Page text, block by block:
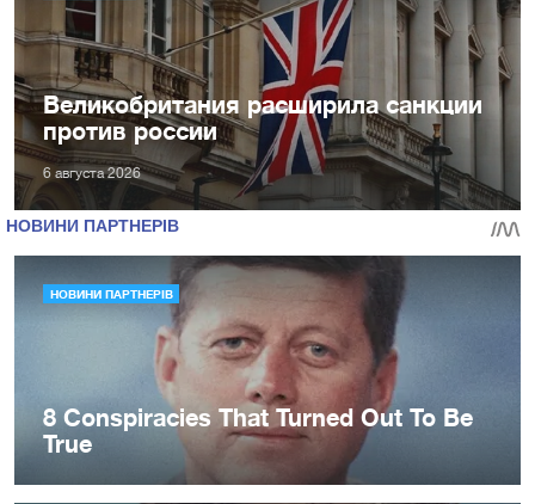
Великобритания расширила санкции
против россии
6 августа 2026